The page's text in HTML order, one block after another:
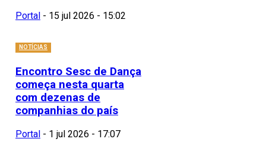
Portal - 15 jul 2026 - 15:02
NOTÍCIAS
Encontro Sesc de Dança
começa nesta quarta
com dezenas de
companhias do país
Portal - 1 jul 2026 - 17:07